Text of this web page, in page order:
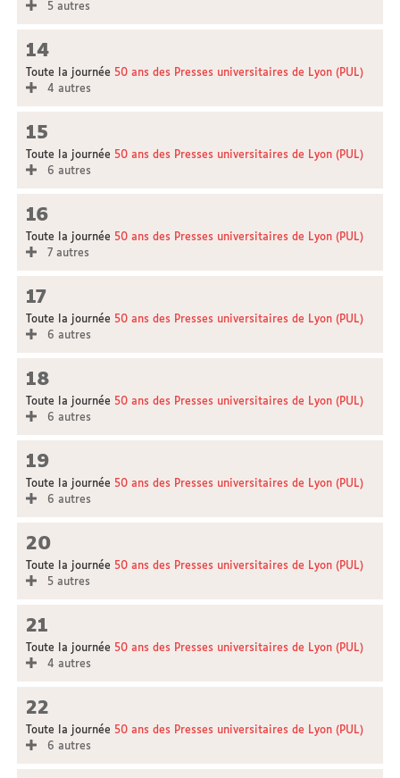
5 autres
14
Toute la journée 50 ans des Presses universitaires de Lyon (PUL)
4 autres
15
Toute la journée 50 ans des Presses universitaires de Lyon (PUL)
6 autres
16
Toute la journée 50 ans des Presses universitaires de Lyon (PUL)
7 autres
17
Toute la journée 50 ans des Presses universitaires de Lyon (PUL)
6 autres
18
Toute la journée 50 ans des Presses universitaires de Lyon (PUL)
6 autres
19
Toute la journée 50 ans des Presses universitaires de Lyon (PUL)
6 autres
20
Toute la journée 50 ans des Presses universitaires de Lyon (PUL)
5 autres
21
Toute la journée 50 ans des Presses universitaires de Lyon (PUL)
4 autres
22
Toute la journée 50 ans des Presses universitaires de Lyon (PUL)
6 autres